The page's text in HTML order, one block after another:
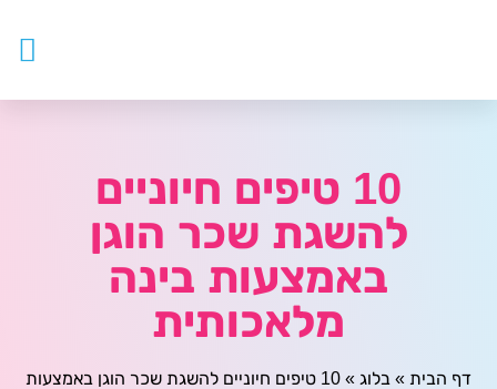
10 טיפים חיוניים
להשגת שכר הוגן
באמצעות בינה
מלאכותית
דף הבית » בלוג »
10 טיפים חיוניים להשגת שכר הוגן באמצעות